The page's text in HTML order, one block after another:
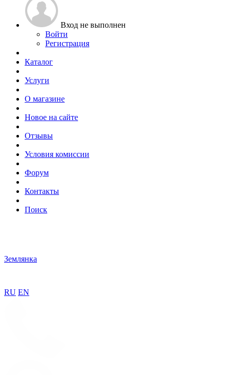
Вход не выполнен
Войти
Регистрация
Каталог
Услуги
О магазине
Новое на сайте
Отзывы
Условия комиссии
Форум
Контакты
Поиск
Землянка
RU EN